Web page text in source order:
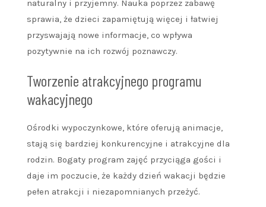
naturalny i przyjemny. Nauka poprzez zabawę
sprawia, że dzieci zapamiętują więcej i łatwiej
przyswajają nowe informacje, co wpływa
pozytywnie na ich rozwój poznawczy.
Tworzenie atrakcyjnego programu
wakacyjnego
Ośrodki wypoczynkowe, które oferują animacje,
stają się bardziej konkurencyjne i atrakcyjne dla
rodzin. Bogaty program zajęć przyciąga gości i
daje im poczucie, że każdy dzień wakacji będzie
pełen atrakcji i niezapomnianych przeżyć.